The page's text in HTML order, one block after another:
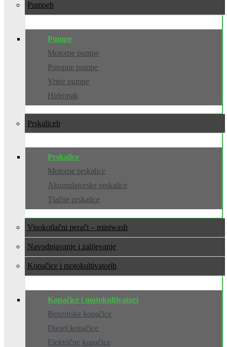
Pumpe
Pumpe
Motorne pumpe
Potopne pumpe
Vrtne pumpe
Hidropak
Prskalice
Prskalice
Motorne prskalice
Akumulatorske prskalice
Tlačne prskalice
Visokotlačni perači – miniwash
Navodnjavanje i zalijevanje
Kopačice i motokultivatori
Kopačice i motokultivatori
Benzinske kopačice
Diesel kopačice
Električne kopačice